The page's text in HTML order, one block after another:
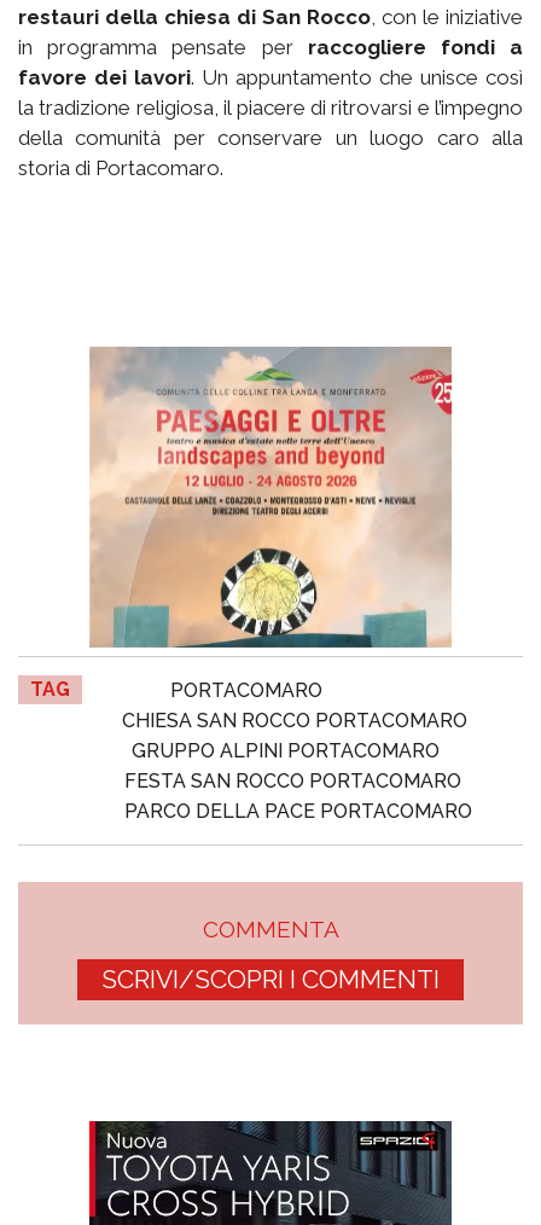
restauri della chiesa di San Rocco , con le iniziative
in programma pensate per raccogliere fondi a
favore dei lavori. Un appuntamento che unisce così
la tradizione religiosa, il piacere di ritrovarsi e l’impegno
della comunità per conservare un luogo caro alla
storia di Portacomaro.
TAG
PORTACOMARO
CHIESA SAN ROCCO PORTACOMARO
GRUPPO ALPINI PORTACOMARO
FESTA SAN ROCCO PORTACOMARO
PARCO DELLA PACE PORTACOMARO
COMMENTA
SCRIVI/SCOPRI I COMMENTI